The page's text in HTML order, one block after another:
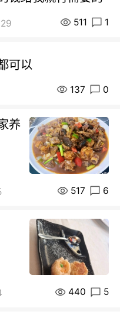
511 1
可以
137 0
养
517 6
440 5